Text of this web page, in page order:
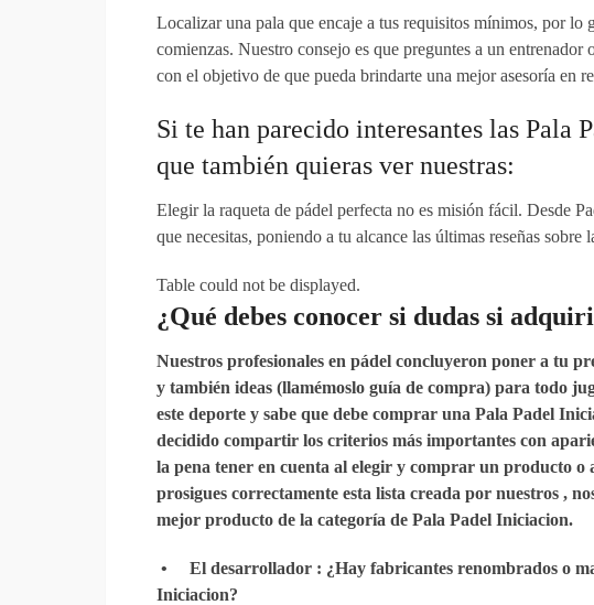
Localizar una pala que encaje a tus requisitos mínimos, por lo
comienzas. Nuestro consejo es que preguntes a un entrenador
con el objetivo de que pueda brindarte una mejor asesoría en
Si te han parecido interesantes las Pala
que también quieras ver nuestras:
Elegir la raqueta de pádel perfecta no es misión fácil. Desde
que necesitas, poniendo a tu alcance las últimas reseñas sobre
Table could not be displayed.
¿Qué debes conocer si dudas si
Nuestros profesionales en pádel concluyeron poner a tu
y también ideas (llamémoslo guía de compra) para todo
este deporte y sabe que debe comprar una Pala Padel
decidido compartir los criterios más importantes con
la pena tener en cuenta al elegir y comprar un producto o
prosigues correctamente esta lista creada por nuestros ,
mejor producto de la categoría de Pala Padel Iniciacion.
• El desarrollador : ¿Hay fabricantes renombrados o
Iniciacion?